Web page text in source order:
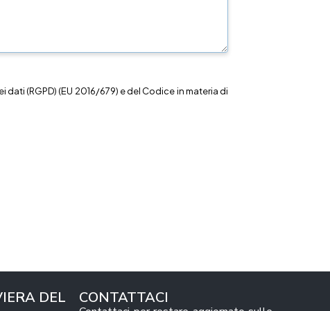
(RGPD) (EU 2016/679) e del Codice in materia di
DEL CONTATTACI